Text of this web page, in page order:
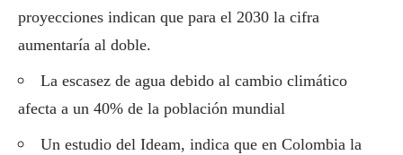
proyecciones indican que para el 2030 la cifra
aumentaría al doble.
La escasez de agua debido al cambio climático
afecta a un 40% de la población mundial
Un estudio del Ideam, indica que en Colombia la